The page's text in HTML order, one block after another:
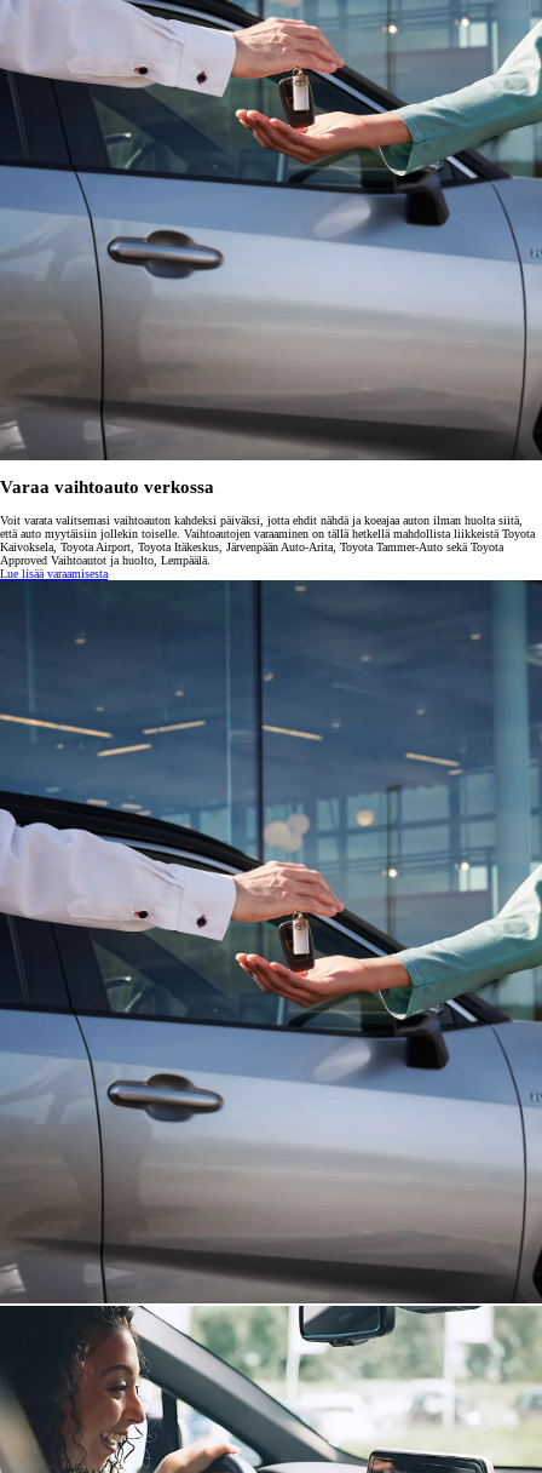
Varaa vaihtoauto verkossa
Voit varata valitsemasi vaihtoauton kahdeksi päiväksi, jotta ehdit nähdä ja koeajaa auton ilman huolta siitä,
että auto myytäisiin jollekin toiselle. Vaihtoautojen varaaminen on tällä hetkellä mahdollista liikkeistä Toyota
Kaivoksela, Toyota Airport, Toyota Itäkeskus, Järvenpään Auto-Arita, Toyota Tammer-Auto sekä Toyota
Approved Vaihtoautot ja huolto, Lempäälä.
Lue lisää varaamisesta